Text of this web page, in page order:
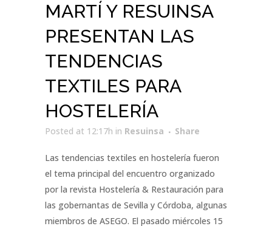
MARTÍ Y RESUINSA
PRESENTAN LAS
TENDENCIAS
TEXTILES PARA
HOSTELERÍA
Posted at 12:17h in Resuinsa Share
Las tendencias textiles en hostelería fueron
el tema principal del encuentro organizado
por la revista Hostelería & Restauración para
las gobernantas de Sevilla y Córdoba, algunas
miembros de ASEGO. El pasado miércoles 15